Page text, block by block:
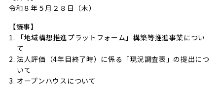
令和８年５月２８日（木）
【議事】
「地域構想推進プラットフォーム」構築等推進事業につい
て
法人評価（4年目終了時）に係る「現況調査表」の提出につ
いて
オープンハウスについて